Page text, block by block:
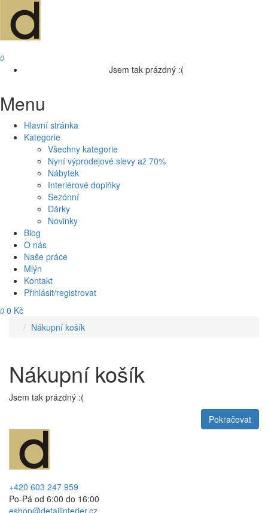
0
Jsem tak prázdný :(
Menu
Hlavní stránka
Kategorie
Všechny kategorie
Nyní výprodejové slevy až 70%
Nábytek
Interiérové doplňky
Sezónní
Dárky
Novinky
Blog
O nás
Naše práce
Mlýn
Kontakt
Přihlásit/registrovat
0 0 Kč
Nákupní košík
Nákupní košík
Jsem tak prázdný :(
Pokračovat
+420 603 247 959
Po-Pá od 6:00 do 16:00
eshop@detailinterier.cz